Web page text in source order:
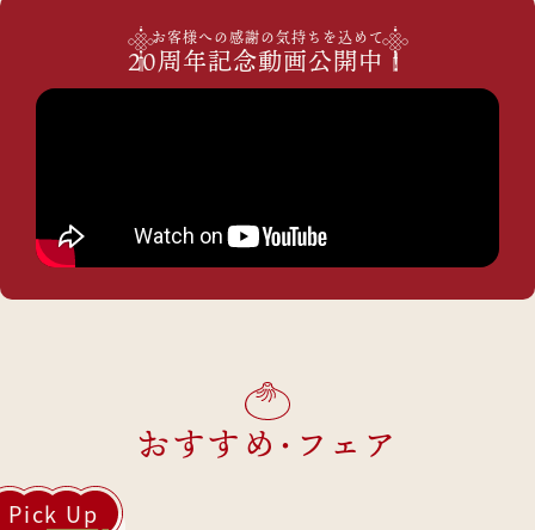
お客様への感謝の気持ちを込めて
20周年記念動画公開中！
おすすめ・フェア
Pick Up